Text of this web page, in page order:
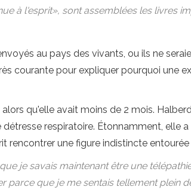
à l'esprit», sont assemblées les livres
au pays des vivants, ou ils ne
courante pour expliquer pourquoi une
qu'elle avait moins de 2 mois.
respiratoire. Étonnamment, elle
rencontrer une figure indistincte
je savais maintenant être une
parce que je me sentais tellement plein